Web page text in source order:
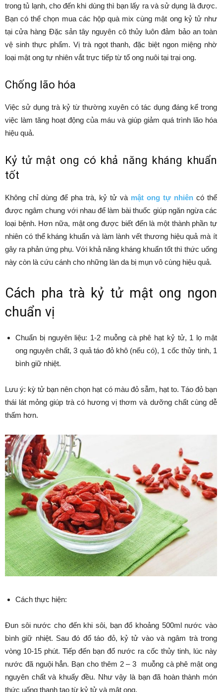
trong tủ lạnh, cho đến khi dùng thì bạn lấy ra và sử dụng là được.
Bạn có thể chọn mua các hộp quà mix cùng mật ong kỷ tử như
tại cửa hàng Đặc sản tây nguyên cô thủy luôn đảm bảo an toàn
vệ sinh thực phẩm. Vị trà ngọt thanh, đặc biệt ngon miệng nhờ
loại mật ong tự nhiên vắt trực tiếp từ tổ ong nuôi tại trại ong.
Chống lão hóa
Việc sử dụng trà kỷ từ thường xuyên có tác dụng đáng kể trong
việc làm tăng hoạt động của máu và giúp giảm quá trình lão hóa
hiệu quả.
Kỷ tử mật ong có khả năng kháng khuẩn
tốt
Không chỉ dùng để pha trà, kỷ tử và mật ong tự nhiên có thể
được ngâm chung với nhau để làm bài thuốc giúp ngăn ngừa các
loại bệnh. Hơn nữa, mật ong được biết đến là một thành phần tự
nhiên có thể kháng khuẩn và làm lành vết thương hiệu quả mà ít
gây ra phản ứng phụ. Với khả năng kháng khuẩn tốt thì thức uống
này còn là cứu cánh cho những làn da bị mụn vô cùng hiệu quả.
Cách pha trà kỷ tử mật ong ngon
chuẩn vị
Chuẩn bị nguyên liệu: 1-2 muỗng cà phê hạt kỷ tử, 1 lọ mật
ong nguyên chất, 3 quả táo đỏ khô (nếu có), 1 cốc thủy tinh, 1
bình giữ nhiệt.
Lưu ý: kỳ tử bạn nên chọn hạt có màu đỏ sẫm, hạt to. Táo đỏ bạn
thái lát mỏng giúp trà có hương vị thơm và dưỡng chất cùng dễ
thấm hơn.
Cách thực hiện:
Đun sôi nước cho đến khi sôi, bạn đổ khoảng 500ml nước vào
bình giữ nhiệt. Sau đó đổ táo đỏ, kỷ tử vào và ngâm trà trong
vòng 10-15 phút. Tiếp đến bạn đổ nước ra cốc thủy tinh, lúc này
nước đã nguội hẳn. Bạn cho thêm 2 – 3 muỗng cà phê mật ong
nguyên chất và khuấy đều. Như vậy là bạn đã hoàn thành món
thức uống thanh tao từ kỷ tử và mật ong.